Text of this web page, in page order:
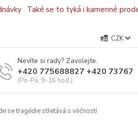
. Také se to tyká i kamenné
CZK
Nevíte si rady? Zavolejte.
+420 775688827 +420
(Po-Pá, 9-16 hod.)
se tragédie střetává s věčností